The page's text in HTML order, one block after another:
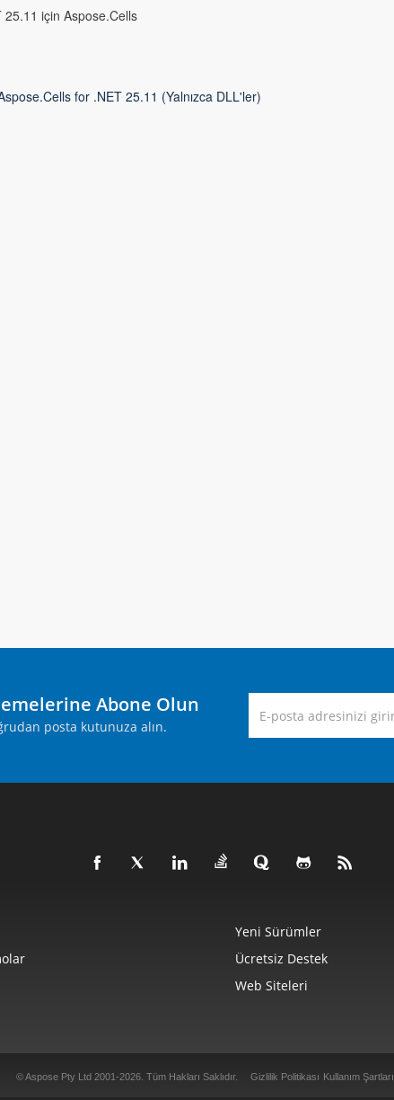
25.11 için Aspose.Cells
for .NET 25.11 (Yalnızca DLL'ler)
Abone Olun
posta kutunuza alın.
Yeni Sürümler
Ücretsiz Destek
Web Siteleri
© Aspose Pty Ltd 2001-2026. Tüm Hakları Saklıdır. Gizlilik Politikası Kullanım Şartları